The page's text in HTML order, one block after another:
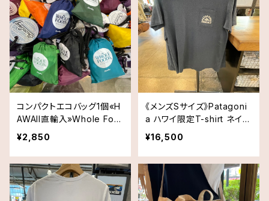
コンパクトエコバッグ1個«H
AWAII直輸入»Whole Foo
ds Market
¥2,850
《メンズSサイズ》Patagoni
a ハワイ限定T-shirt ネイビ
ー
¥16,500